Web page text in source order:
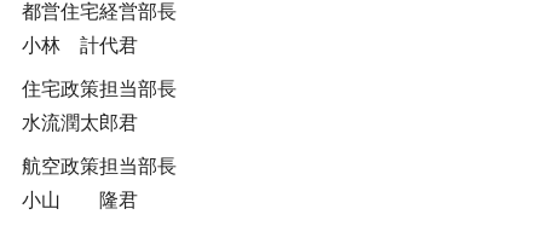
都営住宅経営部長
小林 計代君
住宅政策担当部長
水流潤太郎君
航空政策担当部長
小山 隆君